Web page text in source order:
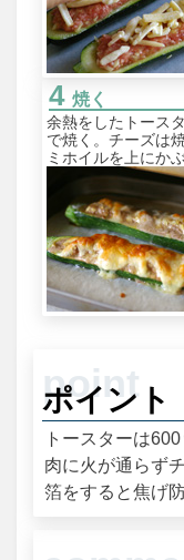
焼く
余熱をしたトース
で焼く。チーズは
ミホイルを上にか
ポイント
トースターは
肉に火が通らず
箔をすると焦げ